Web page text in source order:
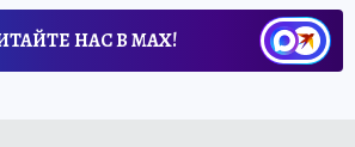
НАС В МАХ!